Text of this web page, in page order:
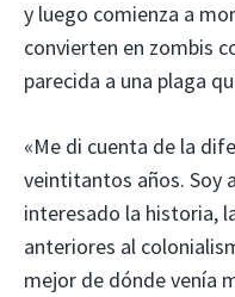
y luego comienza a
convierten en zombis
parecida a una plaga
«Me di cuenta de la
veintitantos años. Soy
interesado la historia,
anteriores al
mejor de dónde venía